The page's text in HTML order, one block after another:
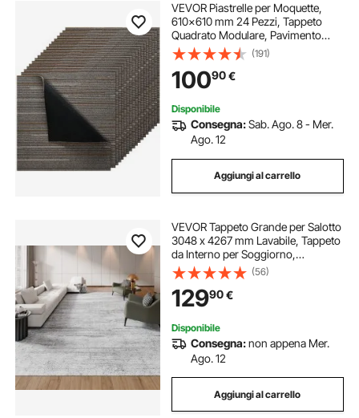
VEVOR Piastrelle per Moquette,
610x610 mm 24 Pezzi, Tappeto
Quadrato Modulare, Pavimento
Morbido Imbottito per Copertura
Senza Cuciture 8,9㎡, per
Soggiorno Camera da Letto,
Marrone Scuro
(191)
10090€
Disponibile
Consegna:Sab. Ago. 8 - Mer.
Ago. 12
Aggiungi al carrello
VEVOR Tappeto Grande per Salotto
3048 x 4267 mm Lavabile, Tappeto
da Interno per Soggiorno,
Antiscivolo e Antistrappo, per
Animali Domestici e Bambini, per
Camera da Letto, Cameretta,
Ufficio, Grigio
(56)
12990€
Disponibile
Consegna:non appena Mer.
Ago. 12
Aggiungi al carrello